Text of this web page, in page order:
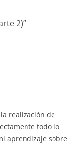
2)”
realización de
todo lo
aprendizaje sobre